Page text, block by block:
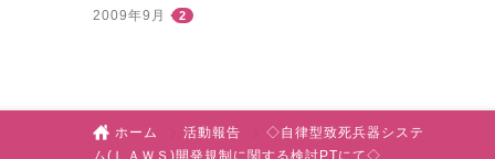
2009年9月 2
ホーム 活動報告
◇自律型致死兵器システ
ム(ＬＡＷＳ)開発規制に関する検討PTにて◇